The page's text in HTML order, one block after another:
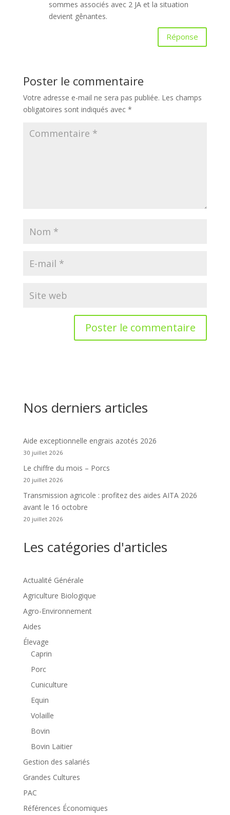
sommes associés avec 2 JA et la situation
devient gênantes.
Réponse
Poster le commentaire
Votre adresse e-mail ne sera pas publiée. Les champs
obligatoires sont indiqués avec *
Nos derniers articles
Aide exceptionnelle engrais azotés 2026
30 juillet 2026
Le chiffre du mois – Porcs
20 juillet 2026
Transmission agricole : profitez des aides AITA 2026
avant le 16 octobre
20 juillet 2026
Les catégories d'articles
Actualité Générale
Agriculture Biologique
Agro-Environnement
Aides
Élevage
Caprin
Porc
Cuniculture
Equin
Volaille
Bovin
Bovin Laitier
Gestion des salariés
Grandes Cultures
PAC
Références Économiques